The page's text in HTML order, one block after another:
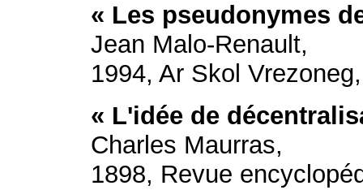
« Les pseudonymes
Jean Malo-Renault,
1994, Ar Skol
« L'idée de
Charles Maurras,
1898, Revue